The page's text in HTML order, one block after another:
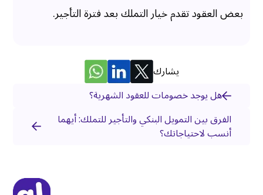
بعض العقود تقدم خيار التملك بعد فترة التأجير.
يشارك
هل يوجد خصومات للعقود الشهرية؟
الفرق بين التمويل البنكي والتأجير للتملك: أيهما
أنسب لاحتياجاتك؟